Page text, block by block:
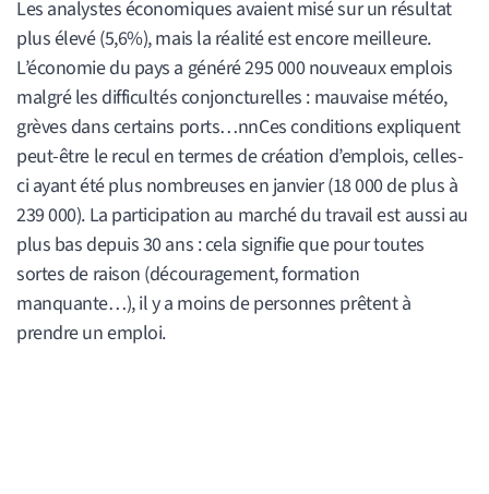
Les analystes économiques avaient misé sur un résultat
plus élevé (5,6%), mais la réalité est encore meilleure.
L’économie du pays a généré 295 000 nouveaux emplois
malgré les difficultés conjoncturelles : mauvaise météo,
grèves dans certains ports…nnCes conditions expliquent
peut-être le recul en termes de création d’emplois, celles-
ci ayant été plus nombreuses en janvier (18 000 de plus à
239 000). La participation au marché du travail est aussi au
plus bas depuis 30 ans : cela signifie que pour toutes
sortes de raison (découragement, formation
manquante…), il y a moins de personnes prêtent à
prendre un emploi.